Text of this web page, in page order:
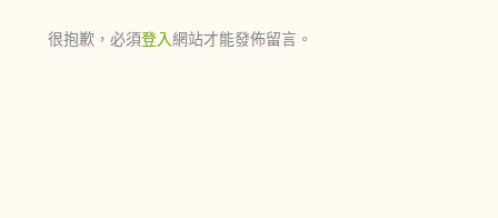
很抱歉，必須登入網站才能發佈留言。